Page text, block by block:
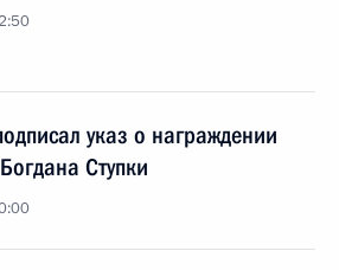
указ о награждении
Ступки